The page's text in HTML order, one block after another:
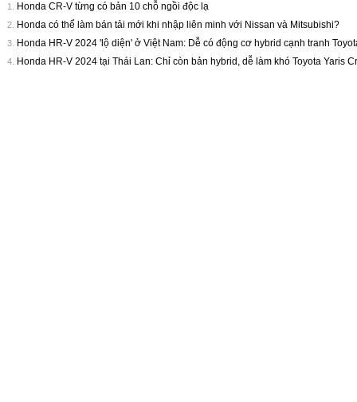
1. Honda CR-V từng có bản 10 chỗ ngồi độc lạ
2. Honda có thể làm bán tải mới khi nhập liên minh với Nissan và Mitsubishi?
3. Honda HR-V 2024 'lộ diện' ở Việt Nam: Dễ có động cơ hybrid cạnh tranh
4. Honda HR-V 2024 tại Thái Lan: Chỉ còn bản hybrid, dễ làm khó Toyota Yaris